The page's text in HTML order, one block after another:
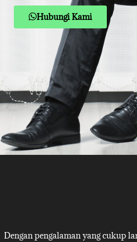
Hubungi Kami
Dengan pengalaman yang cukup